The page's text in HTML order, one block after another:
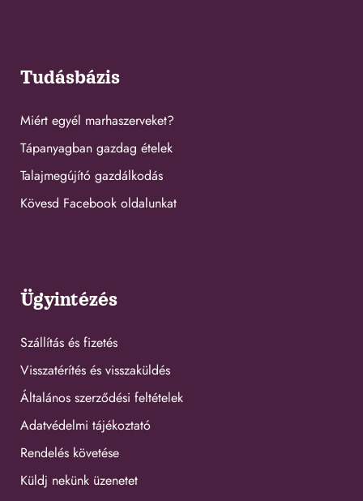
Tudásbázis
Miért egyél marhaszerveket?
Tápanyagban gazdag ételek
Talajmegújító gazdálkodás
Kövesd Facebook oldalunkat
Ügyintézés
Szállítás és fizetés
Visszatérítés és visszaküldés
Általános szerződési feltételek
Adatvédelmi tájékoztató
Rendelés követése
Küldj nekünk üzenetet